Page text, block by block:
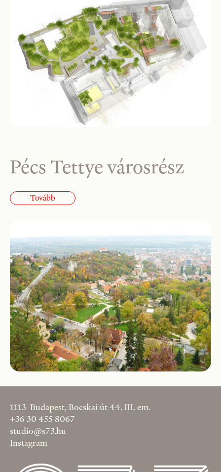
Pécs Tettye városrész
Tovább
1113 Budapest, Bocskai út 44. III. em.
+36 30 455 8067
studio@s73.hu
Instagram